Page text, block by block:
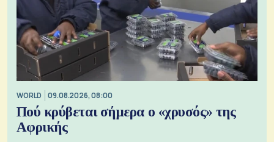
WORLD 09.08.2026, 08:00
Πού κρύβεται σήμερα ο «χρυσός» της
Αφρικής